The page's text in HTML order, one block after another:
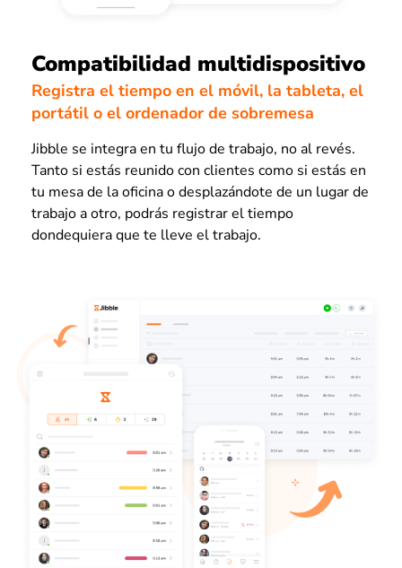
Compatibilidad multidispositivo
Registra el tiempo en el móvil, la tableta, el
portátil o el ordenador de sobremesa
Jibble se integra en tu flujo de trabajo, no al revés.
Tanto si estás reunido con clientes como si estás en
tu mesa de la oficina o desplazándote de un lugar de
trabajo a otro, podrás registrar el tiempo
dondequiera que te lleve el trabajo.